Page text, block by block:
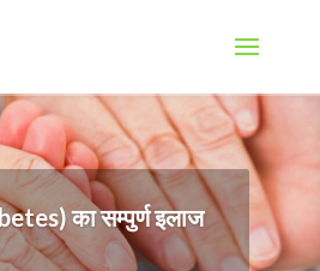
का सम्पुर्ण इलाज